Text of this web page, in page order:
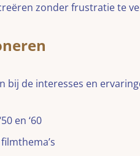
zonder frustratie te
bij de interesses en
en ‘60